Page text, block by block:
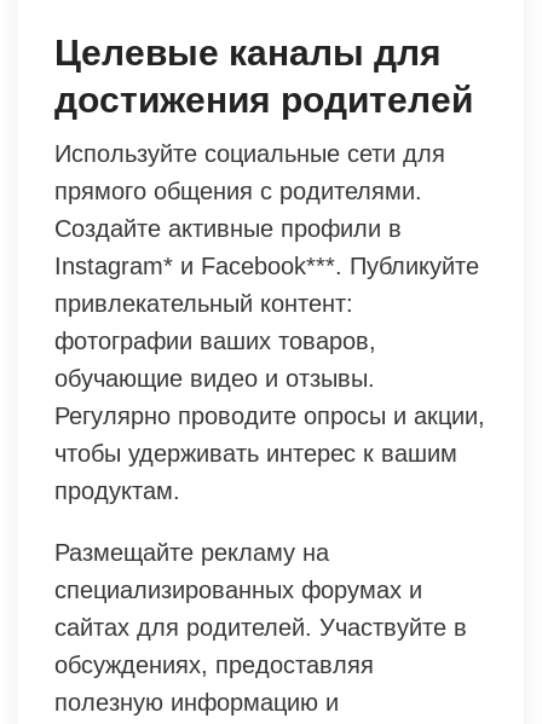
Целевые каналы для
достижения родителей
Используйте социальные сети для
прямого общения с родителями.
Создайте активные профили в
Instagram* и Facebook***. Публикуйте
привлекательный контент:
фотографии ваших товаров,
обучающие видео и отзывы.
Регулярно проводите опросы и акции,
чтобы удерживать интерес к вашим
продуктам.
Размещайте рекламу на
специализированных форумах и
сайтах для родителей. Участвуйте в
обсуждениях, предоставляя
полезную информацию и